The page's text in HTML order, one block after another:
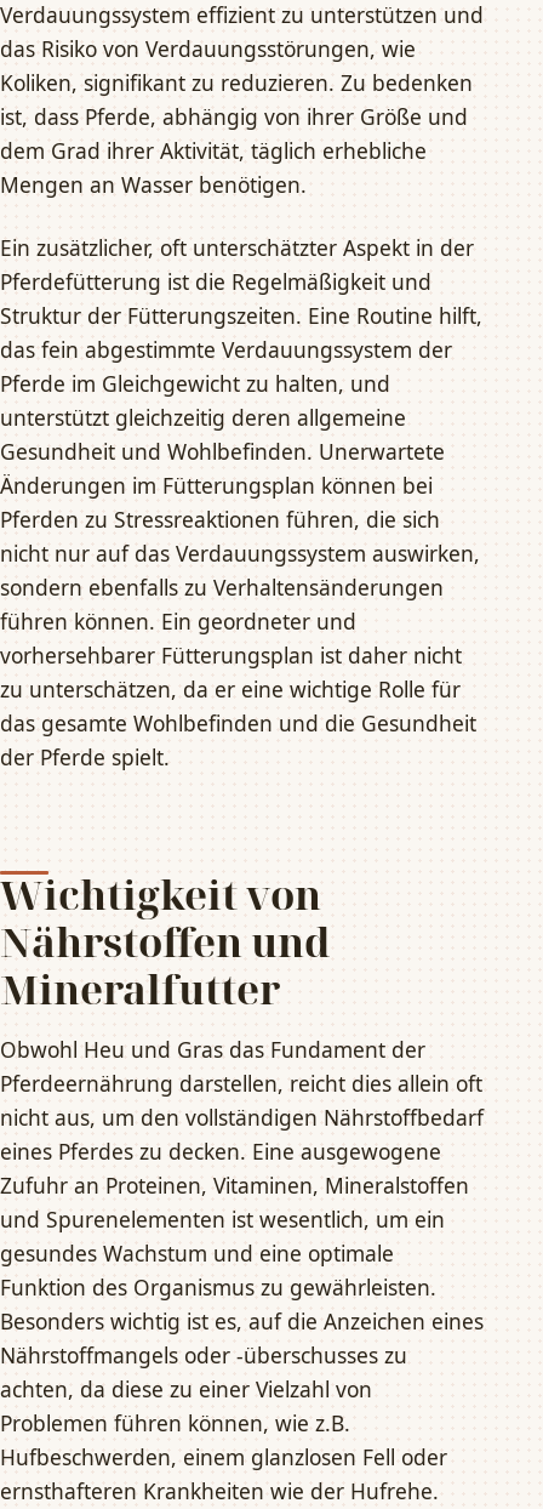
Verdauungssystem effizient zu unterstützen und
das Risiko von Verdauungsstörungen, wie
Koliken, signifikant zu reduzieren. Zu bedenken
ist, dass Pferde, abhängig von ihrer Größe und
dem Grad ihrer Aktivität, täglich erhebliche
Mengen an Wasser benötigen.
Ein zusätzlicher, oft unterschätzter Aspekt in der
Pferdefütterung ist die Regelmäßigkeit und
Struktur der Fütterungszeiten. Eine Routine hilft,
das fein abgestimmte Verdauungssystem der
Pferde im Gleichgewicht zu halten, und
unterstützt gleichzeitig deren allgemeine
Gesundheit und Wohlbefinden. Unerwartete
Änderungen im Fütterungsplan können bei
Pferden zu Stressreaktionen führen, die sich
nicht nur auf das Verdauungssystem auswirken,
sondern ebenfalls zu Verhaltensänderungen
führen können. Ein geordneter und
vorhersehbarer Fütterungsplan ist daher nicht
zu unterschätzen, da er eine wichtige Rolle für
das gesamte Wohlbefinden und die Gesundheit
der Pferde spielt.
Wichtigkeit von
Nährstoffen und
Mineralfutter
Obwohl Heu und Gras das Fundament der
Pferdeernährung darstellen, reicht dies allein oft
nicht aus, um den vollständigen Nährstoffbedarf
eines Pferdes zu decken. Eine ausgewogene
Zufuhr an Proteinen, Vitaminen, Mineralstoffen
und Spurenelementen ist wesentlich, um ein
gesundes Wachstum und eine optimale
Funktion des Organismus zu gewährleisten.
Besonders wichtig ist es, auf die Anzeichen eines
Nährstoffmangels oder -überschusses zu
achten, da diese zu einer Vielzahl von
Problemen führen können, wie z.B.
Hufbeschwerden, einem glanzlosen Fell oder
ernsthafteren Krankheiten wie der Hufrehe.